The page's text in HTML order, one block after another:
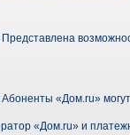
Представлена
Абоненты «Дом.ru» могут
«Дом.ru» и